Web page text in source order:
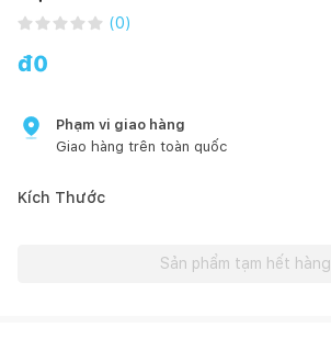
(0)
đ0
Phạm vi giao hàng
Giao hàng trên toàn quốc
Kích Thước
Sản phẩm tạm hết hàng